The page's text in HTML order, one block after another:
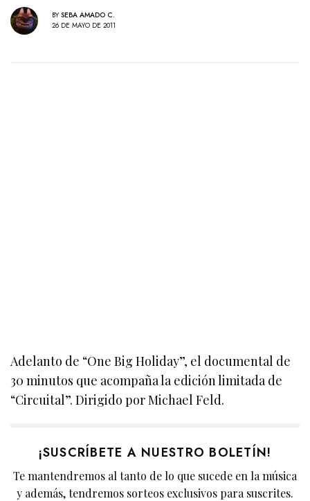
BY SEBA AMADO C.
26 DE MAYO DE 2011
Adelanto de “One Big Holiday”, el documental de
30 minutos que acompaña la edición limitada de
“Circuital”. Dirigido por Michael Feld.
¡SUSCRÍBETE A NUESTRO BOLETÍN!
Te mantendremos al tanto de lo que sucede en la música
y además, tendremos sorteos exclusivos para suscrites.